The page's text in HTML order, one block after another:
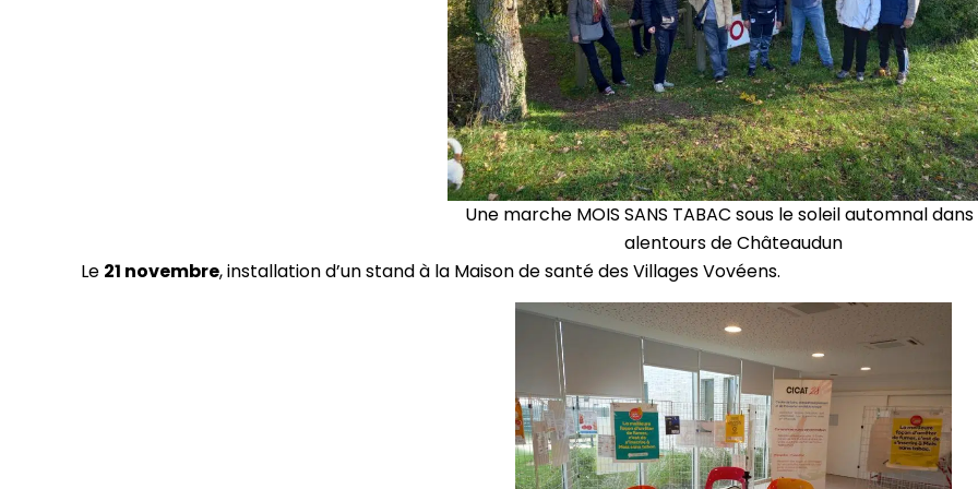
Une marche MOIS SANS TABAC sous le soleil automnal
alentours de Châteaudun
Le 21 novembre, installation d’un stand à la Maison de santé des Villages Vovéens.